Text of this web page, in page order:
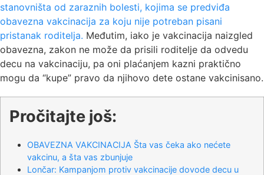
stanovništa od zaraznih bolesti, kojima se predviđa
obavezna vakcinacija za koju nije potreban pisani
pristanak roditelja. Međutim, iako je vakcinacija naizgled
obavezna, zakon ne može da prisili roditelje da odvedu
decu na vakcinaciju, pa oni plaćanjem kazni praktično
mogu da “kupe” pravo da njihovo dete ostane vakcinisano.
Pročitajte još:
OBAVEZNA VAKCINACIJA Šta vas čeka ako nećete
vakcinu, a šta vas zbunjuje
Lončar: Kampanjom protiv vakcinacije dovode decu u